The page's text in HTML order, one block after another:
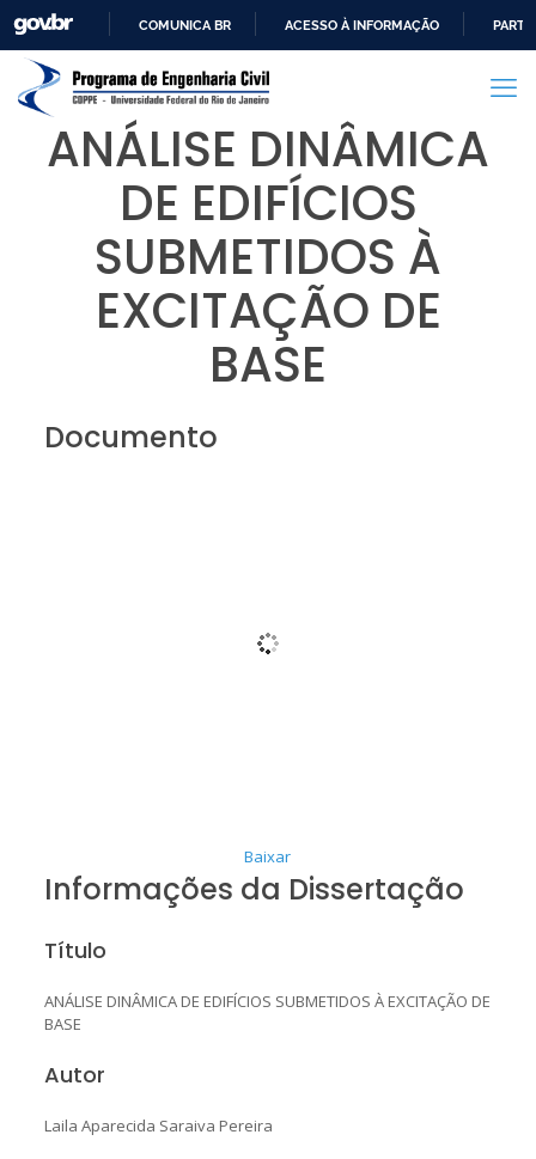
PARA
CONTEÚDO
COMUNICA BR ACESSO À INFORMAÇÃO
ANÁLISE DINÂMICA
DE EDIFÍCIOS
SUBMETIDOS À
EXCITAÇÃO DE
BASE
Documento
Baixar
Informações da Dissertação
Título
ANÁLISE DINÂMICA DE EDIFÍCIOS SUBMETIDOS À EXCITAÇÃO DE
BASE
Autor
Laila Aparecida Saraiva Pereira